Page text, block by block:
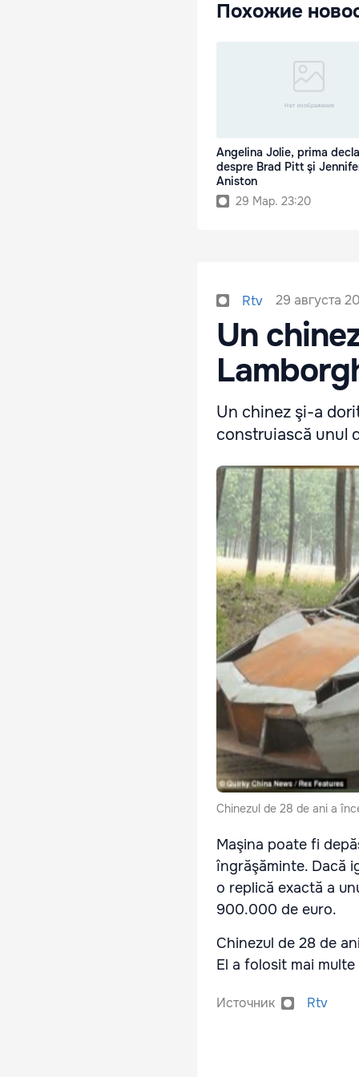
Похожие
Angelina Jolie, prima
despre Brad Pitt şi
Aniston
29 Мар. 23:20
Rtv 29 августа
Un
Un chinez şi-a
construiască unul
Chinezul de 28 de ani a
Maşina poate fi
îngrăşăminte. Dacă
o replică exactă a
900.000 de euro.
Chinezul de 28 de
El a folosit mai
Источник Rtv